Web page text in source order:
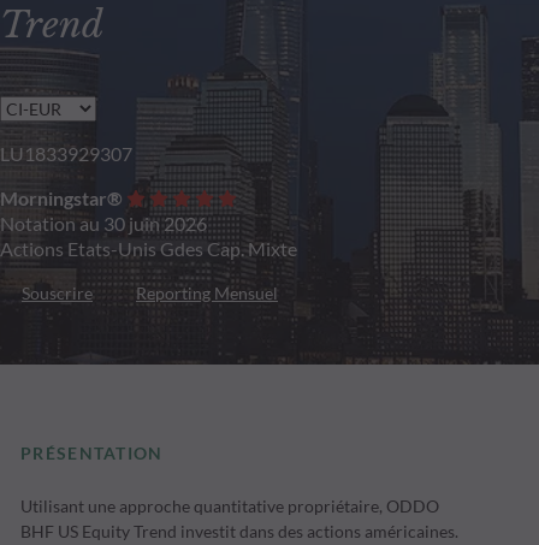
Trend
LU1833929307
Morningstar®
Notation au 30 juin 2026
Actions Etats-Unis Gdes Cap. Mixte
Souscrire Reporting Mensuel
PRÉSENTATION
Utilisant une approche quantitative propriétaire, ODDO
BHF US Equity Trend investit dans des actions américaines.